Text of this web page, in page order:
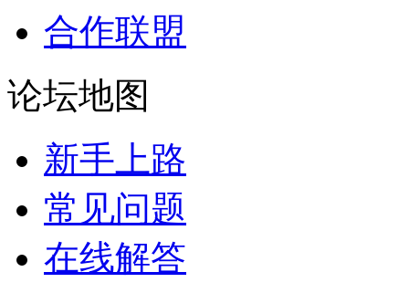
合作联盟
论坛地图
新手上路
常见问题
在线解答